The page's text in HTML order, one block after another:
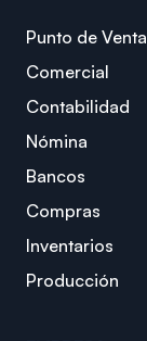
Punto de Venta
Comercial
Contabilidad
Nómina
Bancos
Compras
Inventarios
Producción